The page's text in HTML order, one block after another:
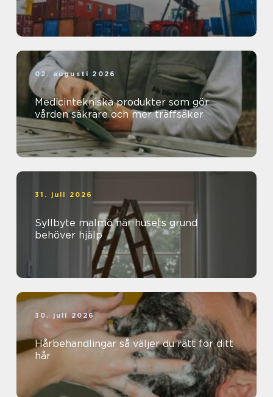
02. augusti 2026
Medicintekniska produkter som gör
vården säkrare och mer träffsäker
31. juli 2026
Syllbyte malmö när husets grund
behöver hjälp
30. juli 2026
Hårbehandlingar så väljer du rätt för ditt
hår